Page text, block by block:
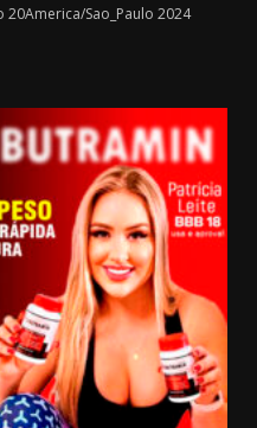
Sao_Paulo 2024